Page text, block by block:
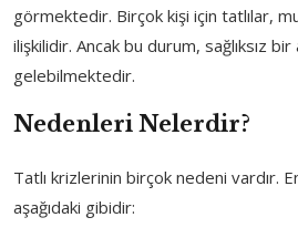
görmektedir. Birçok kişi için tatlılar,
ilişkilidir. Ancak bu durum, sağlıksız bir
gelebilmektedir.
Nedenleri Nelerdir?
Tatlı krizlerinin birçok nedeni vardır.
aşağıdaki gibidir: